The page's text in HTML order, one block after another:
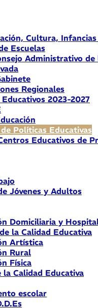
Cultura, Infancias
Escuelas
Administrativo de
Regionales
2023-2027
Políticas Educativas
Educativos de
Jóvenes y Adultos
Domiciliaria y
la Calidad Educativa
Artística
Rural
Física
la Calidad Educativa
escolar